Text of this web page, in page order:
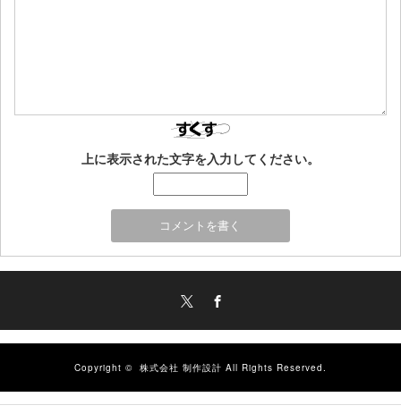
上に表示された文字を入力してください。
Copyright © 株式会社 制作設計 All Rights Reserved.